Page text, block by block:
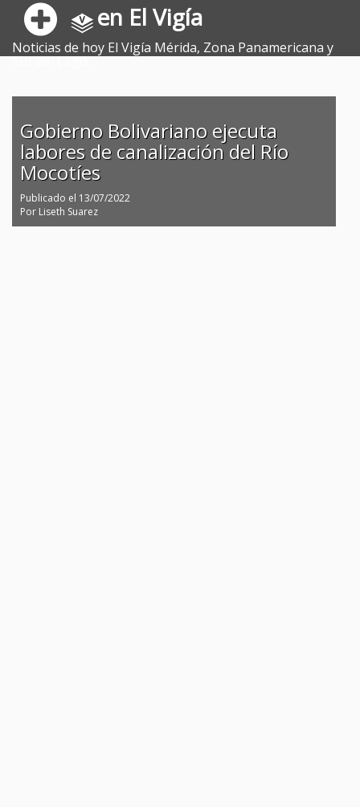
en El Vigía
Noticias de hoy El Vigía Mérida, Zona Panamericana y
Sur del Lago.
Gobierno Bolivariano ejecuta
labores de canalización del Río
Mocotíes
Publicado el 13/07/2022
Por Liseth Suarez